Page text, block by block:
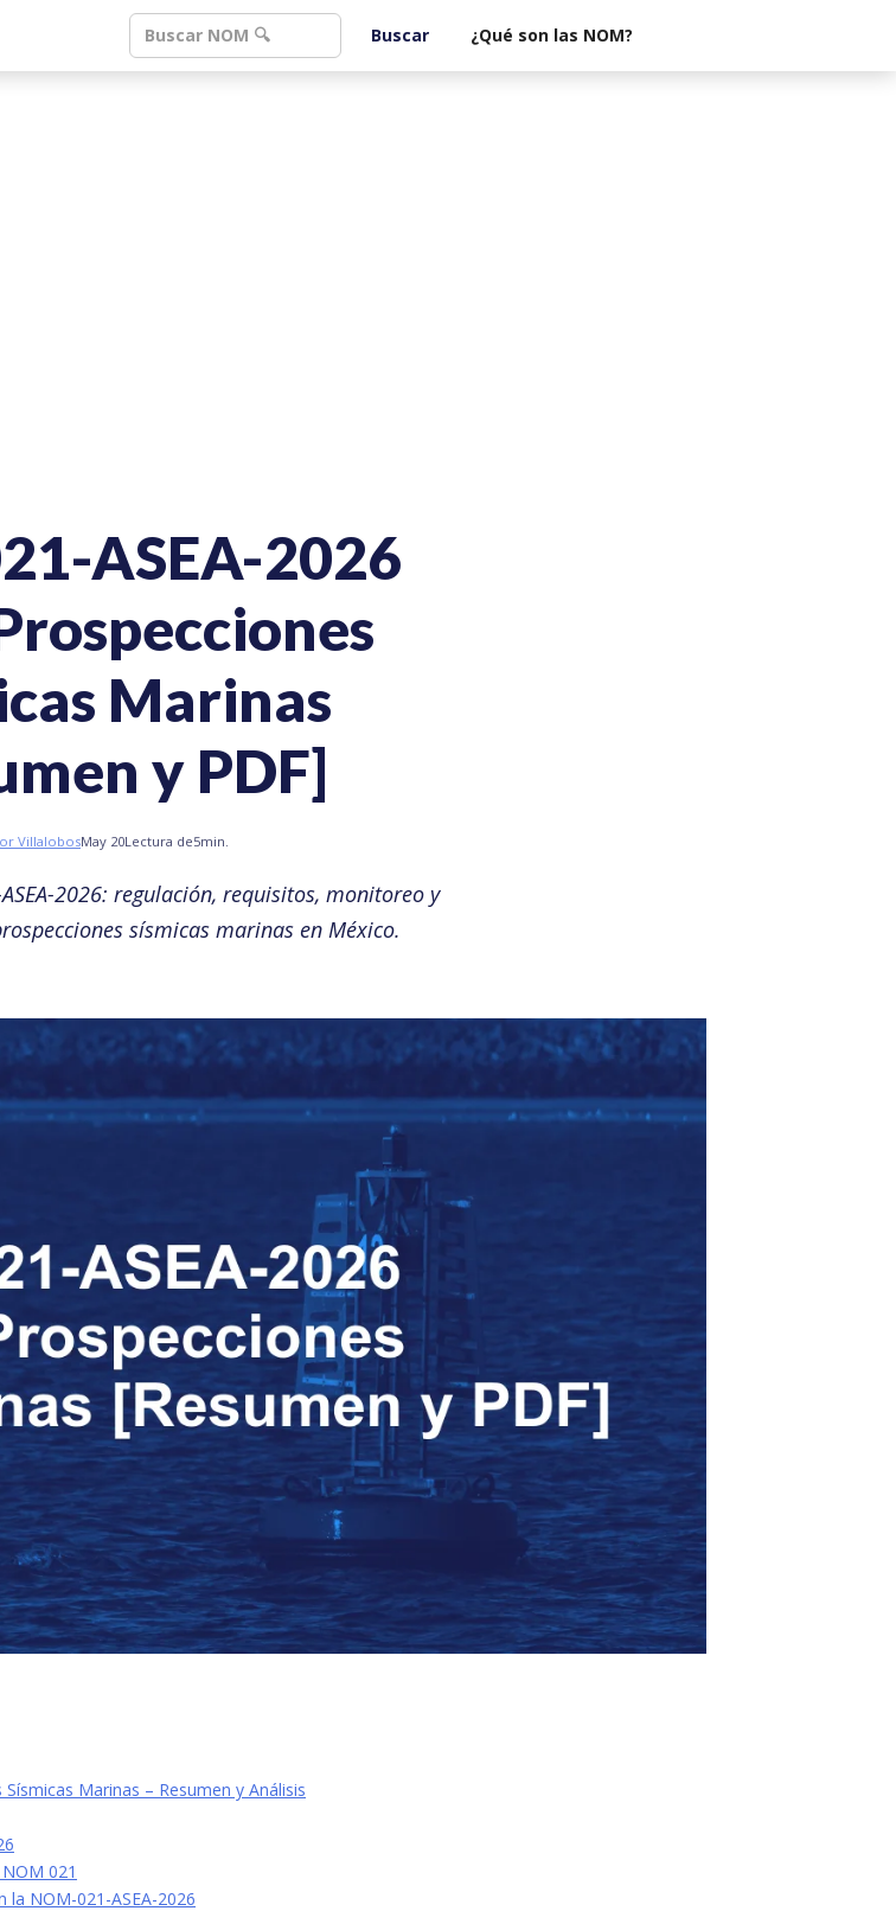
¿Qué son las NOM?
ASEA-2026
Marinas
y PDF]
VillalobosMay 20Lectura de5min.
2026: regulación, requisitos, monitoreo y
sísmicas marinas en México.
Marinas – Resumen y Análisis
021
la NOM-021-ASEA-2026